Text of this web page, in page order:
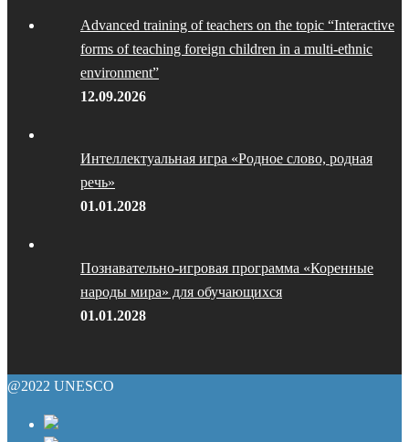
Advanced training of teachers on the topic “Interactive
forms of teaching foreign children in a multi-ethnic
environment”
12.09.2026
Интеллектуальная игра «Родное слово, родная
речь»
01.01.2028
Познавательно-игровая программа «Коренные
народы мира» для обучающихся
01.01.2028
@2022 UNESCO